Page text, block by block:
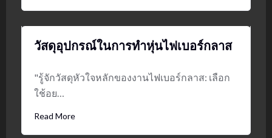
วัสดุอุปกรณ์ในการทำหุ่นไฟเบอร์กลาส
"รู้จักวัสดุหัวใจหลักของงานไฟเบอร์กลาส: เลือก
ใช้อย…
Read More